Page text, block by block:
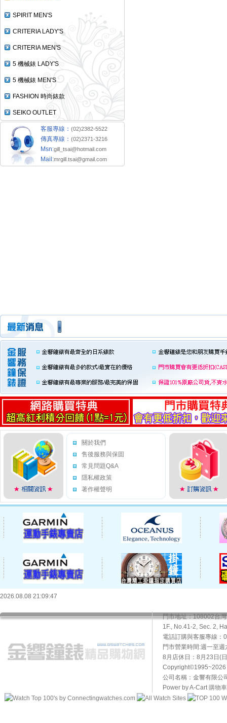
SPIRIT MEN'S
CRITERIA LADY'S
CRITERIA MEN'S
5 機械錶 LADY'S
5 機械錶 MEN'S
FASHION 時尚錶款
SEIKO OUTLET
客服專線： (02)2382-5522
傳真專線： (02)2371-3216
Msn:gill_tsai@hotmail.com
Mail:mrgill.tsai@gmail.com
關於我們
售後服務與保固
常見問題Q&A
隱私權政策
著作權聲明
2026.08.08 21:09:47
門市地址：108002台
1F., No.41-2, Sec. 2,
電話訂購與客服專線
門市營業時間:週一至
8月店休日：8月23日(
Copyright©1995~2026
公司名稱：金響有限公
Power by A-Cart購物車